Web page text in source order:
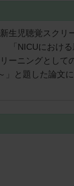
生児聴覚スクリ
「NICUにおける
ーニングとして
」と題した論文